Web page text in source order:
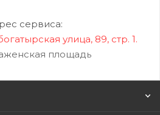
сервиса:
улица, 89, стр. 1.
площадь